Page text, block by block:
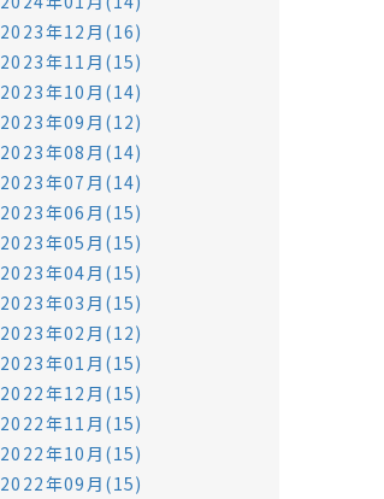
2023年12月(16)
2023年11月(15)
2023年10月(14)
2023年09月(12)
2023年08月(14)
2023年07月(14)
2023年06月(15)
2023年05月(15)
2023年04月(15)
2023年03月(15)
2023年02月(12)
2023年01月(15)
2022年12月(15)
2022年11月(15)
2022年10月(15)
2022年09月(15)